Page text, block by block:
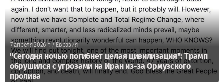
7 апреля 2026 г./ Евразия
"Сегодня ночью погибнет целая цивилизация": Трамп
обрушился с угрозами на Иран из-за Ормузского
пролива